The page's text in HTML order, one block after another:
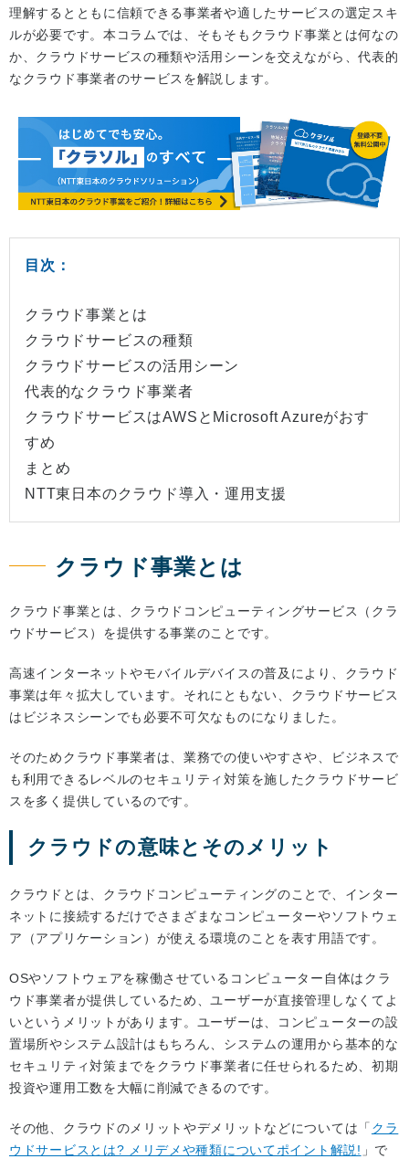
理解するとともに信頼できる事業者や適したサービスの選定スキ
ルが必要です。本コラムでは、そもそもクラウド事業とは何なの
か、クラウドサービスの種類や活用シーンを交えながら、代表的
なクラウド事業者のサービスを解説します。
目次：
クラウド事業とは
クラウドサービスの種類
クラウドサービスの活用シーン
代表的なクラウド事業者
クラウドサービスはAWSとMicrosoft Azureがおす
すめ
まとめ
NTT東日本のクラウド導入・運用支援
クラウド事業とは
クラウド事業とは、クラウドコンピューティングサービス（クラ
ウドサービス）を提供する事業のことです。
高速インターネットやモバイルデバイスの普及により、クラウド
事業は年々拡大しています。それにともない、クラウドサービス
はビジネスシーンでも必要不可欠なものになりました。
そのためクラウド事業者は、業務での使いやすさや、ビジネスで
も利用できるレベルのセキュリティ対策を施したクラウドサービ
スを多く提供しているのです。
クラウドの意味とそのメリット
クラウドとは、クラウドコンピューティングのことで、インター
ネットに接続するだけでさまざまなコンピューターやソフトウェ
ア（アプリケーション）が使える環境のことを表す用語です。
OSやソフトウェアを稼働させているコンピューター自体はクラ
ウド事業者が提供しているため、ユーザーが直接管理しなくてよ
いというメリットがあります。ユーザーは、コンピューターの設
置場所やシステム設計はもちろん、システムの運用から基本的な
セキュリティ対策までをクラウド事業者に任せられるため、初期
投資や運用工数を大幅に削減できるのです。
その他、クラウドのメリットやデメリットなどについては「 クラ
ウドサービスとは? メリデメや種類についてポイント解説! 」で